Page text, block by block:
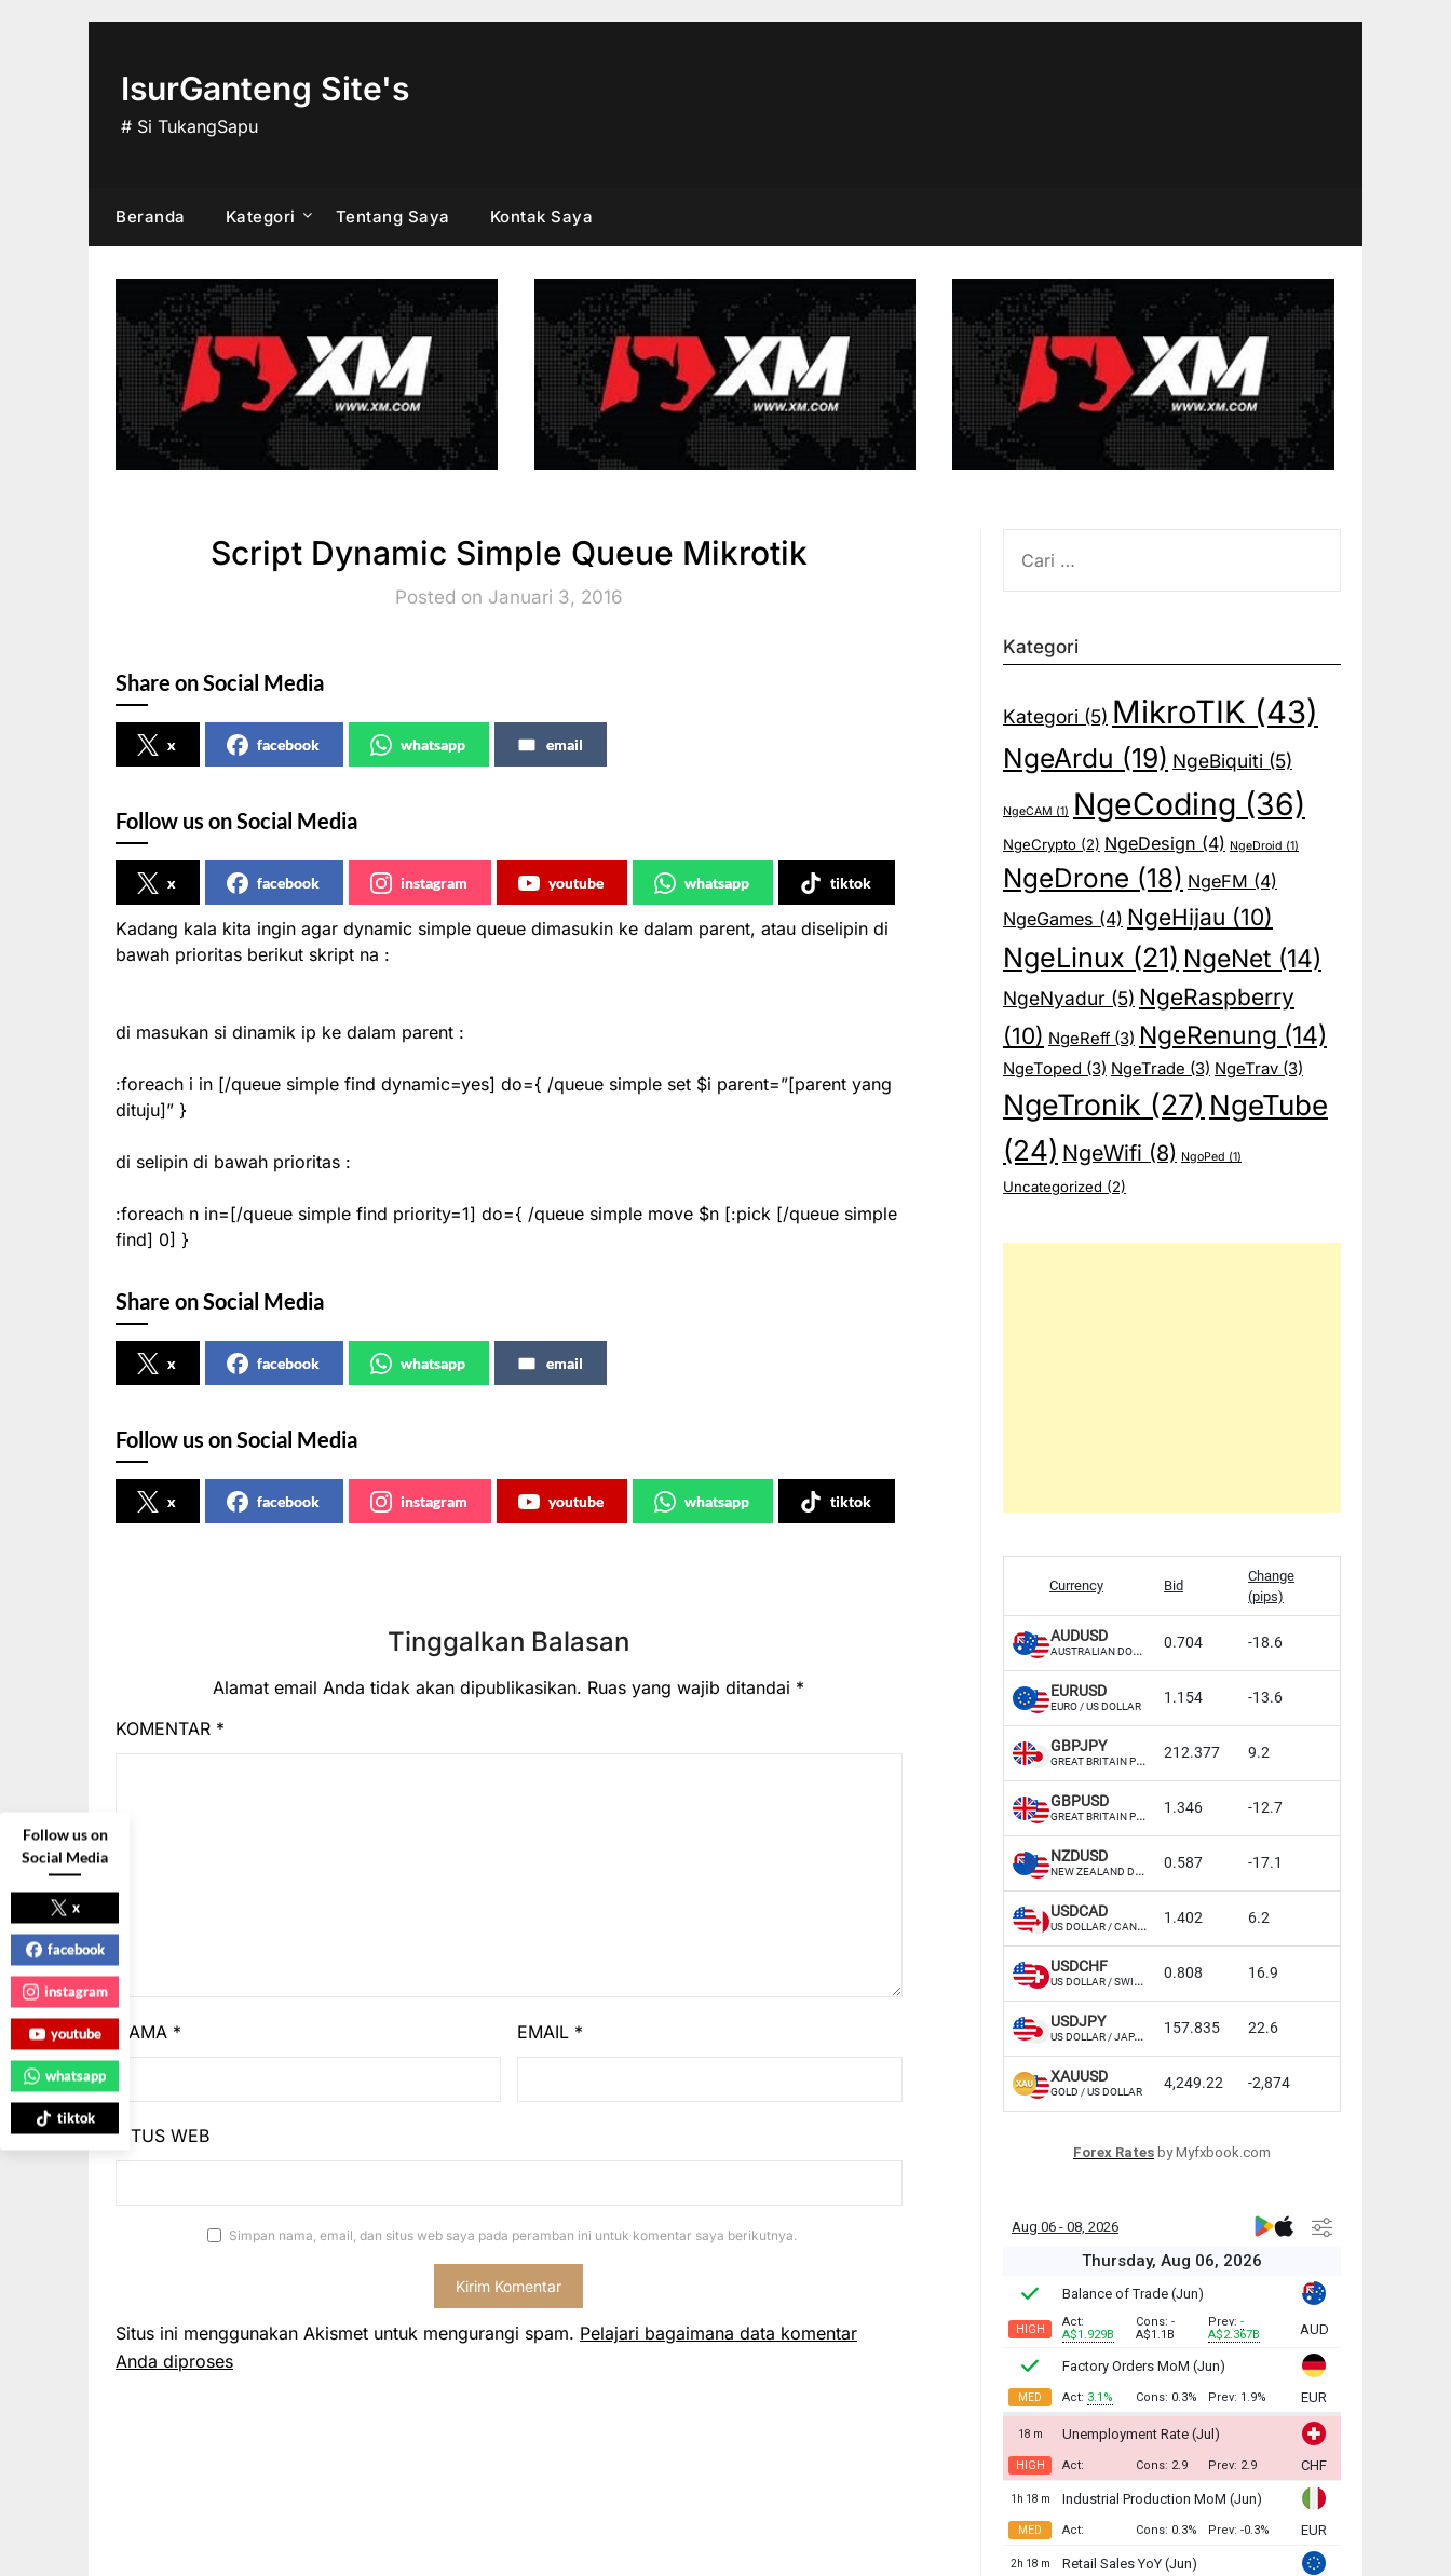
IsurGanteng Site's
# Si TukangSapu
Beranda Kategori Tentang Saya Kontak Saya
Script Dynamic Simple Queue Mikrotik
Posted on Januari 3, 2016
Share on Social Media
x facebook whatsapp email
Follow us on Social Media
x facebook instagram youtube whatsapp tiktok
Kadang kala kita ingin agar dynamic simple queue dimasukin ke dalam parent, atau diselipin di
bawah prioritas berikut skript na :
di masukan si dinamik ip ke dalam parent :
:foreach i in [/queue simple find dynamic=yes] do={ /queue simple set $i parent=”[parent yang
dituju]” }
di selipin di bawah prioritas :
:foreach n in=[/queue simple find priority=1] do={ /queue simple move $n [:pick [/queue simple
find] 0] }
Share on Social Media
x facebook whatsapp email
Follow us on Social Media
x facebook instagram youtube whatsapp tiktok
Tinggalkan Balasan
Alamat email Anda tidak akan dipublikasikan. Ruas yang wajib ditandai *
KOMENTAR *
NAMA * EMAIL *
SITUS WEB
Simpan nama, email, dan situs web saya pada peramban ini untuk komentar saya berikutnya.
Situs ini menggunakan Akismet untuk mengurangi spam. Pelajari bagaimana data komentar
Anda diproses
UNTUK:
Kategori
Kategori (5) MikroTIK (43)
NgeArdu (19) NgeBiquiti (5)
NgeCAM (1) NgeCoding (36)
NgeCrypto(2) NgeDesign (4) NgeDroid (1)
NgeDrone (18) NgeFM (4)
NgeGames (4) NgeHijau (10)
NgeLinux (21) NgeNet (14)
NgeNyadur(5) NgeRaspberry
(10) NgeReff(3) NgeRenung (14)
NgeToped (3) NgeTrade (3) NgeTrav(3)
NgeTronik (27) NgeTube
(24) NgeWifi (8) NgoPed (1)
Uncategorized (2)
Forex Ratesby Myfxbook.com
Follow us on
Social Media
x
facebook
instagram
youtube
whatsapp
tiktok